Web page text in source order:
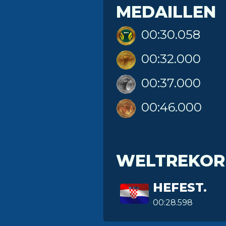
MEDAILLEN
00:30.058
00:32.000
00:37.000
00:46.000
HEFEST.
00:28.598